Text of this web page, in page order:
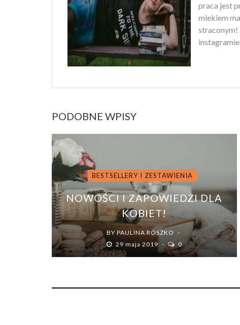
praca jest
mlekiem
straconym!
PODOBNE WPISY
BESTSELLERY I ZESTAWIENIA
NOWOŚCI I ZAPOWIEDZI DLA
KOBIET!
BY PAULINA ROSZKO
29 maja 2019
0